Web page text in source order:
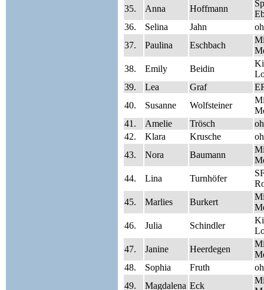
35.
Anna Hoffmann
36.
Selina Jahn
37.
Paulina Eschbach
38.
Emily Beidin
39.
Lea Graf
40.
Susanne Wolfsteiner
41.
Amelie Trösch
42.
Klara Krusche
43.
Nora Baumann
44.
Lina Turnhöfer
45.
Marlies Burkert
46.
Julia Schindler
47.
Janine Heerdegen
48.
Sophia Fruth
49.
Magdalena Eck